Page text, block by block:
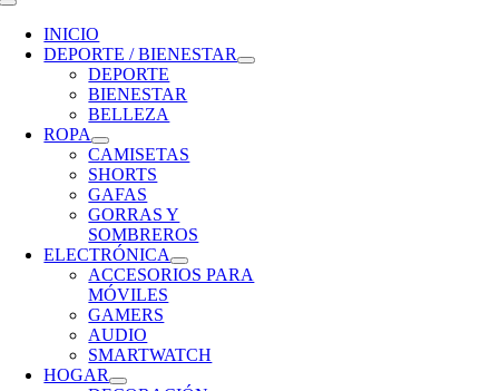
Toggle
Navigation
INICIO
DEPORTE / BIENESTAR
DEPORTE
BIENESTAR
BELLEZA
ROPA
CAMISETAS
SHORTS
GAFAS
GORRAS Y
SOMBREROS
ELECTRÓNICA
ACCESORIOS PARA
MÓVILES
GAMERS
AUDIO
SMARTWATCH
HOGAR